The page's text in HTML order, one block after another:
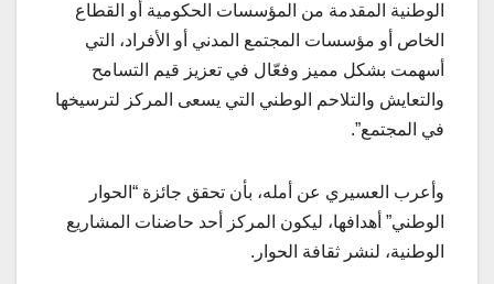
الوطنية المقدمة من المؤسسات الحكومية أو القطاع
الخاص أو مؤسسات المجتمع المدني أو الأفراد، التي
أسهمت بشكل مميز وفعّال في تعزيز قيم التسامح
والتعايش والتلاحم الوطني التي يسعى المركز لترسيخها
في المجتمع”.
وأعرب العسيري عن أمله، بأن تحقق جائزة “الحوار
الوطني” أهدافها، ليكون المركز أحد حاضنات المشاريع
الوطنية، لنشر ثقافة الحوار.